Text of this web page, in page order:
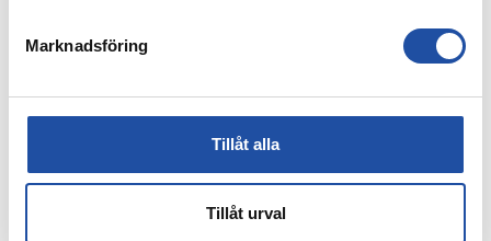
Marknadsföring
Tillåt alla
Tillåt urval
FARTFYLLD OCH TÄT MATCH I LIGACUPEN – KYLIAN
NÄTADE MOT DJURGÅRDEN